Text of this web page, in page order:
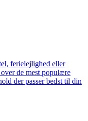
ferielejlighed eller
de mest populære
der passer bedst til din